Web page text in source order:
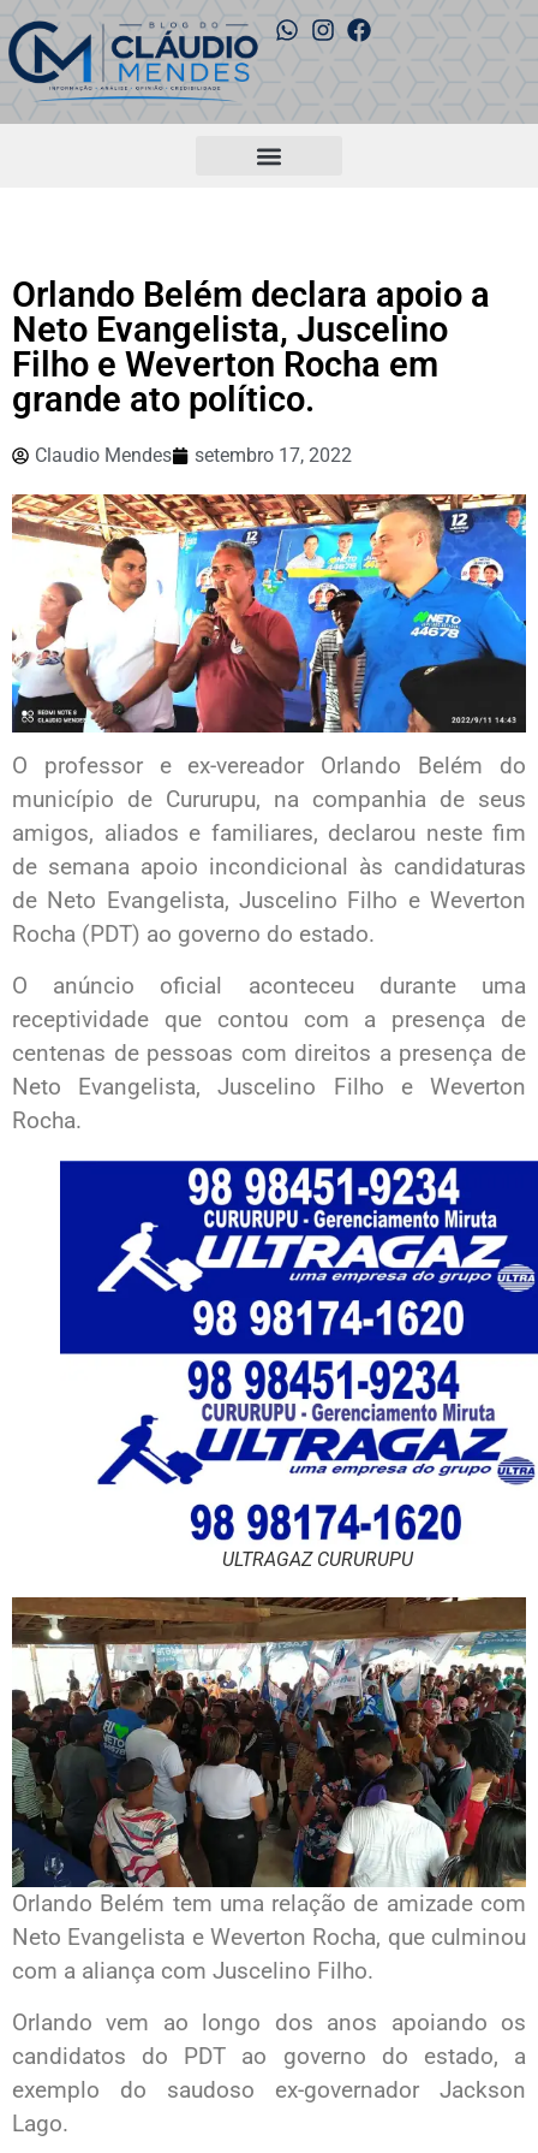
Orlando Belém declara apoio a
Neto Evangelista, Juscelino
Filho e Weverton Rocha em
grande ato político.
Claudio Mendes setembro 17, 2022
O professor e ex-vereador Orlando Belém do
município de Cururupu, na companhia de seus
amigos, aliados e familiares, declarou neste fim
de semana apoio incondicional às candidaturas
de Neto Evangelista, Juscelino Filho e Weverton
Rocha (PDT) ao governo do estado.
O anúncio oficial aconteceu durante uma
receptividade que contou com a presença de
centenas de pessoas com direitos a presença de
Neto Evangelista, Juscelino Filho e Weverton
Rocha.
ULTRAGAZ CURURUPU
Orlando Belém tem uma relação de amizade com
Neto Evangelista e Weverton Rocha, que culminou
com a aliança com Juscelino Filho.
Orlando vem ao longo dos anos apoiando os
candidatos do PDT ao governo do estado, a
exemplo do saudoso ex-governador Jackson
Lago.